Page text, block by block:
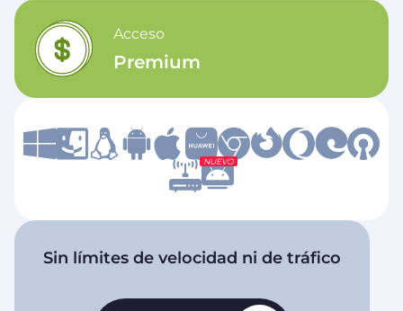
Acceso
Premium
NUEVO
Sin límites de velocidad ni de tráfico